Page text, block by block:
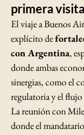
primera visita
El viaje a Buenos
explícito de
con Argentina,
donde ambas
sinergias, como el
regulatoria y el flujo
La reunión con
donde el